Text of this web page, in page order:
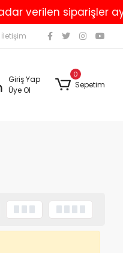
verilen siparişler
İletişim
Giriş Yap
Üye Ol
0
Sepetim